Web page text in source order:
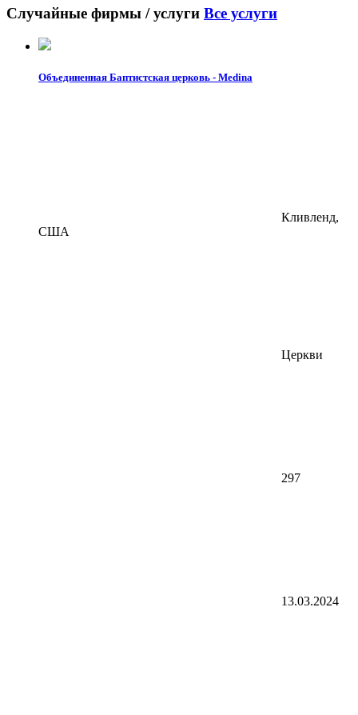
Случайные фирмы / услуги Все услуги
Объединенная Баптистская церковь - Medina
Кливленд,
США
Церкви
297
13.03.2024